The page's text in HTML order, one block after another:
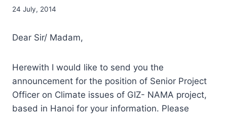
24 July, 2014
Dear Sir/ Madam,
Herewith I would like to send you the
announcement for the position of Senior Project
Officer on Climate issues of GIZ- NAMA project,
based in Hanoi for your information. Please